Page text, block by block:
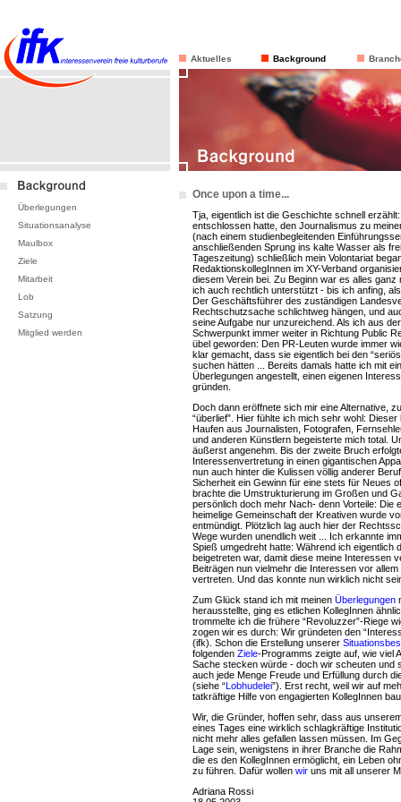
Aktuelles Background
Überlegungen
Situationsanalyse
Maulbox
Ziele
Mitarbeit
Lob
Satzung
Mitglied werden
Once upon a time...
Tja, eigentlich ist die Geschichte schnell
entschlossen hatte, den Journalismus zu
(nach einem studienbegleitenden
anschließenden Sprung ins kalte Wasser als
Tageszeitung) schließlich mein Volontariat
RedaktionskollegInnen im XY-Verband
diesem Verein bei. Zu Beginn war es alles ganz
ich auch rechtlich unterstützt - bis ich anfing,
Der Geschäftsführer des zuständigen
Rechtschutzsache schlichtweg hängen, und
seine Aufgabe nur unzureichend. Als ich aus
Schwerpunkt immer weiter in Richtung Public
übel geworden: Den PR-Leuten wurde immer
klar gemacht, dass sie eigentlich bei den
suchen hätten ... Bereits damals hatte ich mit
Überlegungen angestellt, einen eigenen
gründen.
Doch dann eröffnete sich mir eine Alternative,
“überlief”. Hier fühlte ich mich sehr wohl:
Haufen aus Journalisten, Fotografen,
und anderen Künstlern begeisterte mich total.
äußerst angenehm. Bis der zweite Bruch
Interessenvertretung in einen gigantischen
nun auch hinter die Kulissen völlig anderer
Sicherheit ein Gewinn für eine stets für Neues
brachte die Umstrukturierung im Großen und
persönlich doch mehr Nach- denn Vorteile: Die
heimelige Gemeinschaft der Kreativen wurde
entmündigt. Plötzlich lag auch hier der
Wege wurden unendlich weit ... Ich erkannte
Spieß umgedreht hatte: Während ich eigentlich
beigetreten war, damit diese meine Interessen
Beiträgen nun vielmehr die Interessen vor
vertreten. Und das konnte nun wirklich nicht
Zum Glück stand ich mit meinen Überlegungen
herausstellte, ging es etlichen KollegInnen
trommelte ich die frühere “Revoluzzer”-Riege
zogen wir es durch: Wir gründeten den
(ifk). Schon die Erstellung unserer
folgenden Ziele-Programms zeigte auf, wie viel
Sache stecken würde - doch wir scheuten und
auch jede Menge Freude und Erfüllung durch
(siehe “Lobhudelei”). Erst recht, weil wir auf
tatkräftige Hilfe von engagierten KollegInnen
Wir, die Gründer, hoffen sehr, dass aus
eines Tages eine wirklich schlagkräftige
nicht mehr alles gefallen lassen müssen. Im
Lage sein, wenigstens in ihrer Branche die
die es den KollegInnen ermöglicht, ein Leben
zu führen. Dafür wollen wir uns mit all unserer
Adriana Rossi